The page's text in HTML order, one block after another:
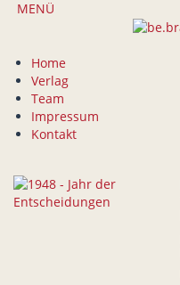
MENÜ
Home
Verlag
Team
Impressum
Kontakt